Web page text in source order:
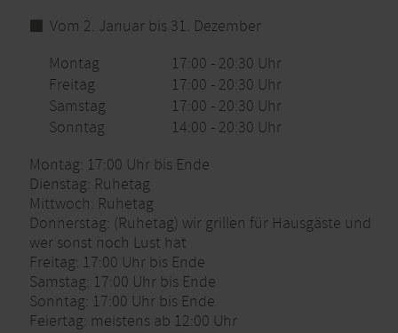
Vom 2. Januar bis 31. Dezember
Montag
17:00 - 20:30 Uhr
Freitag
17:00 - 20:30 Uhr
Samstag
17:00 - 20:30 Uhr
Sonntag
14:00 - 20:30 Uhr
Montag: 17:00 Uhr bis Ende
Dienstag: Ruhetag
Mittwoch: Ruhetag
Donnerstag: (Ruhetag) wir grillen für Hausgäste und
wer sonst noch Lust hat
Freitag: 17:00 Uhr bis Ende
Samstag: 17:00 Uhr bis Ende
Sonntag: 17:00 Uhr bis Ende
Feiertag: meistens ab 12:00 Uhr